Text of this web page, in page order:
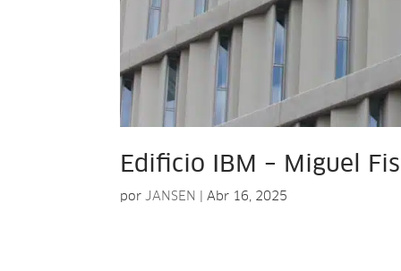
Edificio IBM – Miguel
porJANSEN |Abr 16, 2025